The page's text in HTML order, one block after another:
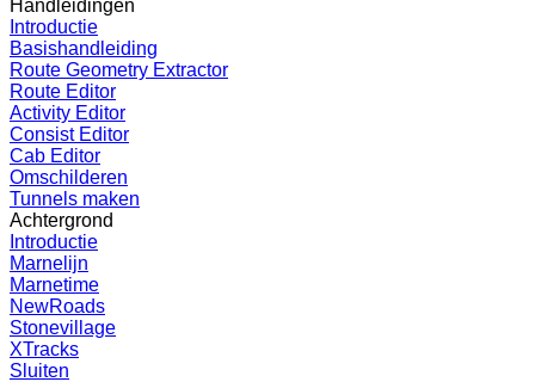
Handleidingen
Introductie
Basishandleiding
Route Geometry Extractor
Route Editor
Activity Editor
Consist Editor
Cab Editor
Omschilderen
Tunnels maken
Achtergrond
Introductie
Marnelijn
Marnetime
NewRoads
Stonevillage
XTracks
Sluiten